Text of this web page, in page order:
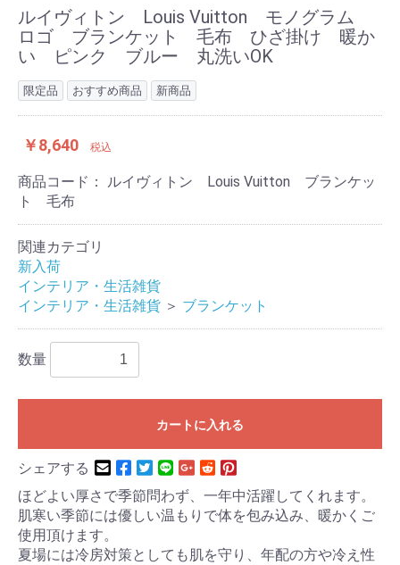
ルイヴィトン Louis Vuitton モノグラム
ロゴ ブランケット 毛布 ひざ掛け 暖か
い ピンク ブルー 丸洗いOK
限定品 おすすめ商品 新商品
￥8,640 税込
商品コード：
ルイヴィトン Louis Vuitton ブランケッ
ト 毛布
関連カテゴリ
新入荷
インテリア・生活雑貨
インテリア・生活雑貨 ＞ ブランケット
数量
カートに入れる
シェアする
ほどよい厚さで季節問わず、一年中活躍してくれます。
肌寒い季節には優しい温もりで体を包み込み、暖かくご
使用頂けます。
夏場には冷房対策としても肌を守り、年配の方や冷え性